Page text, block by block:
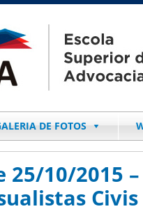
DE FOTOS
25/10/2015